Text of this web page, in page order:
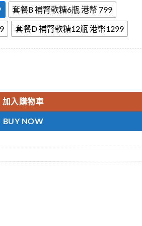
套餐B 補腎軟糖6瓶 港幣 799
套餐D 補腎軟糖12瓶 港幣1299
加入購物車
BUY NOW